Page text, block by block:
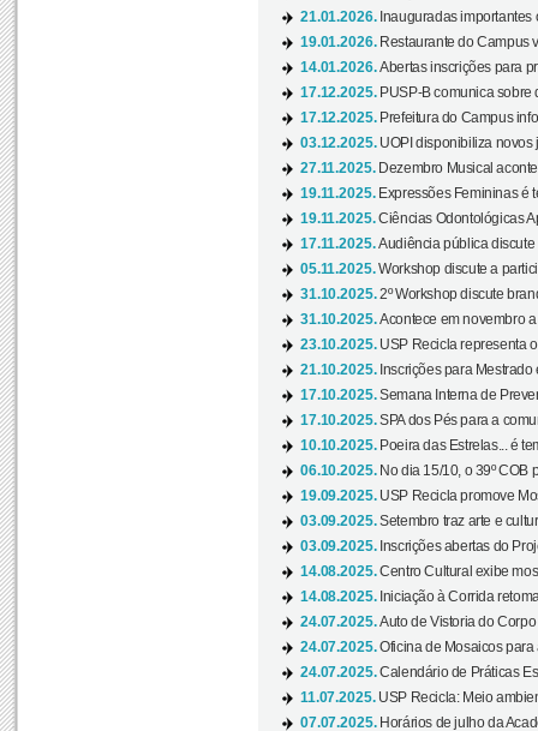
21.01.2026. Inauguradas
19.01.2026. Restaurante do Campus
14.01.2026.Abertas inscrições para
17.12.2025. PUSP-B comunica sobre
17.12.2025. Prefeitura do Campus
03.12.2025. UOPI disponibiliza novos
27.11.2025. Dezembro Musical
19.11.2025. Expressões Femininas é
19.11.2025.Ciências Odontológicas
17.11.2025.Audiência pública
05.11.2025.Workshop discute a
31.10.2025.2º Workshop discute
31.10.2025.Acontece em novembro
23.10.2025. USP Recicla representa
21.10.2025. Inscrições para
17.10.2025.Semana Interna de
17.10.2025.SPA dos Pés para a
10.10.2025. Poeira das Estrelas... é
06.10.2025. No dia 15/10, o 39º COB
19.09.2025. USP Recicla promove
03.09.2025.Setembro traz arte e
03.09.2025. Inscrições abertas do
14.08.2025.Centro Cultural exibe
14.08.2025. Iniciação à Corrida
24.07.2025.Auto de Vistoria do
24.07.2025.Oficina de Mosaicos
24.07.2025.Calendário de Práticas
11.07.2025. USP Recicla: Meio
07.07.2025. Horários de julho da